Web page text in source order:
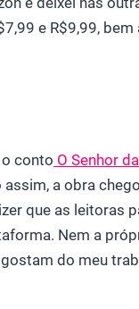
e R$9,99,
conto O Senhor
a obra
que as leitoras
Nem a
do meu